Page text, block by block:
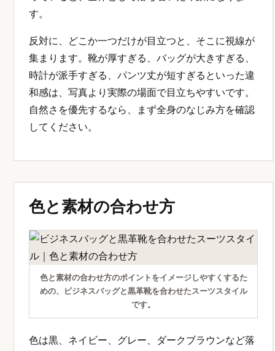
す。
反対に、どこか一つだけが目立つと、そこに視線が
集まります。靴が厚すぎる、バッグが大きすぎる、
時計が派手すぎる、パンツ丈が短すぎるといった違
和感は、写真より実際の場面で目立ちやすいです。
自然さを優先するなら、まず全身のなじみ方を確認
してください。
色と素材の合わせ方
色と素材の合わせ方のポイントをイメージしやすくするた
めの、ビジネスバッグと黒革靴を合わせたスーツスタイル
です。
色は黒、ネイビー、グレー、ダークブラウンなど落